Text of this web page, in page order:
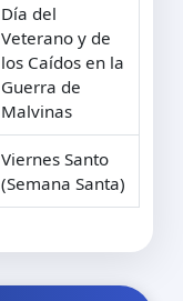
Día del
Veterano y de
los Caídos en la
Guerra de
Malvinas
Viernes Santo
(Semana Santa)